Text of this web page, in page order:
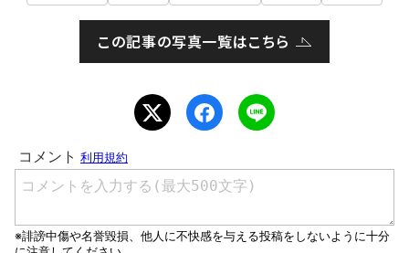
この記事の写真一覧はこちら